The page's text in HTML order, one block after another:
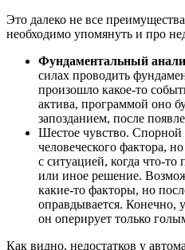
Это далеко не все
необходимо упомянуть и про
Фундаментальный
силах проводить
произошло какое-то
актива, программой оно
запозданием, после
Шестое чувство. Спорной
человеческого фактора,
с ситуацией, когда что-то
или иное решение.
какие-то факторы, но
оправдывается. Конечно,
он оперирует только
Как видно, недостатков у